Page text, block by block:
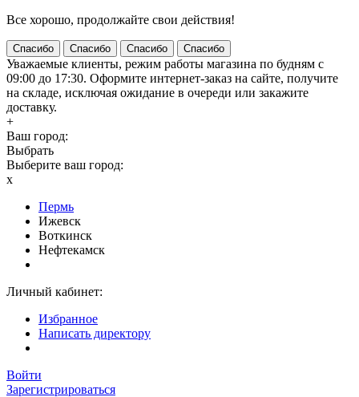
Все хорошо, продолжайте свои действия!
Спасибо Спасибо Спасибо Спасибо
Уважаемые клиенты, режим работы магазина по будням с
09:00 до 17:30. Оформите интернет-заказ на сайте, получите
на складе, исключая ожидание в очереди или закажите
доставку.
+
Ваш город:
Выбрать
Выберите ваш город:
x
Пермь
Ижевск
Воткинск
Нефтекамск
Личный кабинет:
Избранное
Написать директору
Войти
Зарегистрироваться